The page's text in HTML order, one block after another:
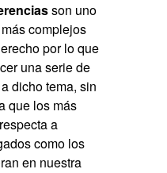
son uno
complejos
por lo que
una serie de
dicho tema, sin
que los más
a
como los
en nuestra